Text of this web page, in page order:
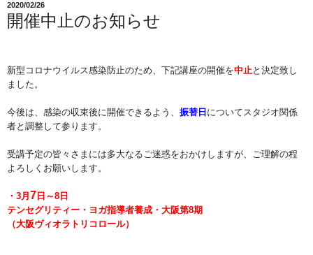
2020/02/26
開催中止のお知らせ
新型コロナウイルス感染防止のため、下記講座の開催を中止 と決定致し
ました。
今後は、感染の収束後に開催できるよう、 振替日 についてスタジオ関係
者と調整して参ります。
受講予定の皆々さまには多大なるご迷惑をおかけしますが、ご理解の程
よろしくお願いします。
・3月 7 日～8日
テンセグリティー・ヨガ指導者養成・大阪第8期
（大阪ヴィオラトリコロール）